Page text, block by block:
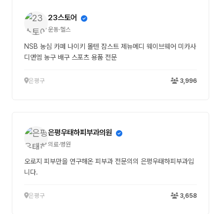
23스토어
운동·헬스
NSB 농심 카페 나이키 몰텐 잠스트 제뉴메디 웨이브웨어 미카사
디앤엠 농구 배구 스포츠 용품 전문
은평구 3,996
은평우태하피부과의원
의료·병원
오로지 피부만을 연구해온 피부과 전문의의 은평우태하피부과입
니다.
은평구 3,658